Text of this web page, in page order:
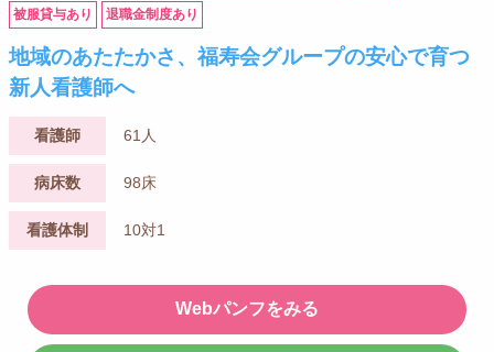
被服貸与あり 退職金制度あり
地域のあたたかさ、福寿会グループの安心で育つ
新人看護師へ
看護師 61人
病床数 98床
看護体制 10対1
Webパンフをみる